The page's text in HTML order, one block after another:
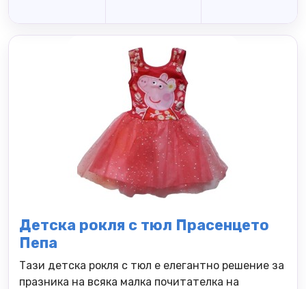
Детска рокля с тюл Прасенцето
Пепа
Тази детска рокля с тюл е елегантно решение за
празника на всяка малка почитателка на